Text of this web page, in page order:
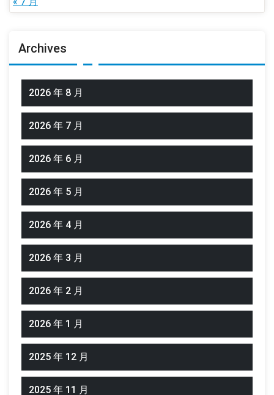
Archives
2026 年 8 月
2026 年 7 月
2026 年 6 月
2026 年 5 月
2026 年 4 月
2026 年 3 月
2026 年 2 月
2026 年 1 月
2025 年 12 月
2025 年 11 月